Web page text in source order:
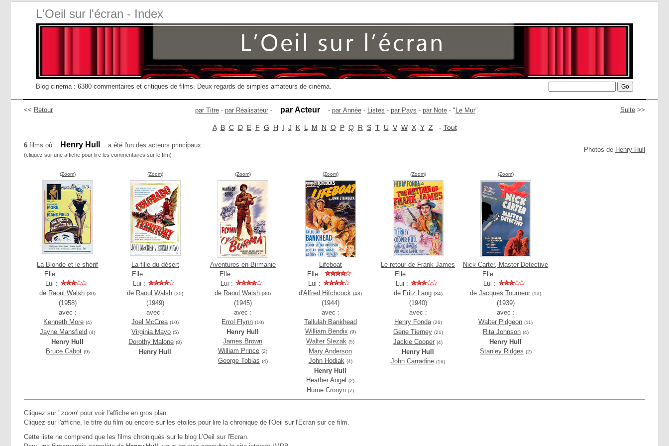
L'Oeil sur l'écran - Index
Blog cinéma : 6380 commentaires et critiques de films. Deux regards de simples amateurs de cinéma.
<< Retour Suite >>
par Titre - par Réalisateur - par Acteur - par Année - Listes - par Pays - par Note - " Le Mur"
A B C D E F G H I J K L M N O P Q R S T U V W X Y Z - Tout
Photos de Henry Hull
6 films où Henry Hull a été l'un des acteurs principaux :
(cliquez sur une affiche pour lire les commentaires sur le film)
(Zoom)
La Blonde et le shérif
Elle :
Lui :
de Raoul Walsh (30)
(1958)
avec :
Kenneth More (4)
Jayne Mansfield (4)
Henry Hull
Bruce Cabot (9)
(Zoom)
La fille du désert
Elle :
Lui :
de Raoul Walsh (30)
(1949)
avec :
Joel McCrea (10)
Virginia Mayo (5)
Dorothy Malone (8)
Henry Hull
(Zoom)
Aventures en Birmanie
Elle :
Lui :
de Raoul Walsh (30)
(1945)
avec :
Errol Flynn (10)
Henry Hull
James Brown
William Prince (2)
George Tobias (4)
(Zoom)
Lifeboat
Elle :
Lui :
d'Alfred Hitchcock (48)
(1944)
avec :
Tallulah Bankhead
William Bendix (9)
Walter Slezak (5)
Mary Anderson
John Hodiak (4)
Henry Hull
Heather Angel
(2)
Hume Cronyn (7)
(Zoom)
Le retour de Frank James
Elle :
Lui :
de Fritz Lang (34)
(1940)
avec :
Henry Fonda (26)
Gene Tierney (21)
Jackie Cooper (4)
Henry Hull
John Carradine (16)
(Zoom)
Nick Carter, Master Detective
Elle :
Lui :
deJacques Tourneur (13)
(1939)
avec :
Walter Pidgeon (11)
Rita Johnson (4)
Henry Hull
Stanley Ridges (2)
Cliquez sur ' zoom' pour voir l'affiche en gros plan.
Cliquez sur l'affiche, le titre du film ou encore sur les étoiles pour lire la chronique de l'Oeil sur l'Ecran sur ce film.
Cette liste ne comprend que les films chroniqués sur le blog L'Oeil sur l'Ecran.